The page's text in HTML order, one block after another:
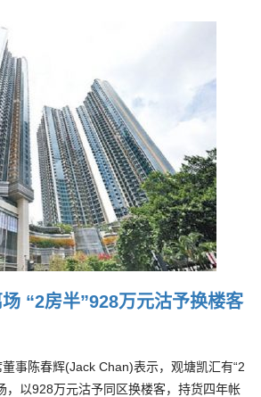
“2房半”928万元沽予换楼客
事陈春辉(Jack Chan)表示，观塘凯汇有“2
，以928万元沽予同区换楼客，持货四年帐